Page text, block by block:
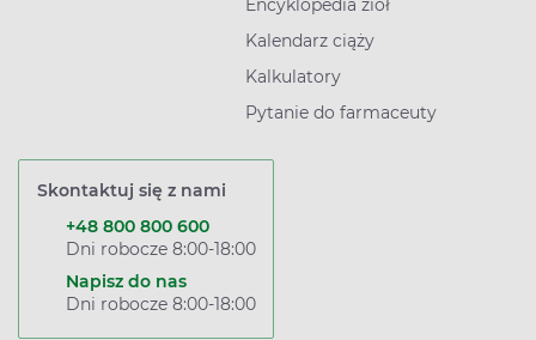
Encyklopedia ziół
Kalendarz ciąży
Kalkulatory
Pytanie do farmaceuty
Skontaktuj się z nami
+48 800 800 600
Dni robocze 8:00-18:00
Napisz do nas
Dni robocze 8:00-18:00